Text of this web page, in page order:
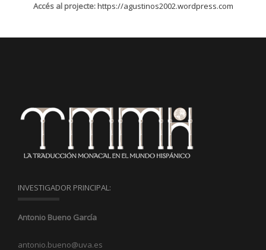
Accés al projecte:https://agustinos2002.wordpress.com
INVESTIGADOR PRINCIPAL:
Antonio Bueno García
antonio.bueno@uva.es